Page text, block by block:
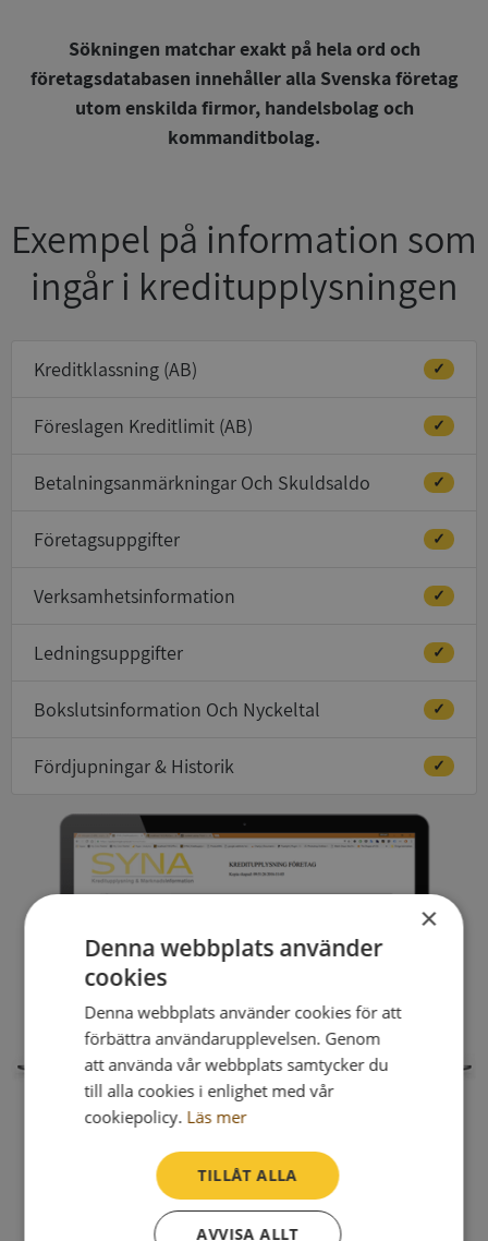
Sökningen matchar exakt på hela ord och
företagsdatabasen innehåller alla Svenska företag
utom enskilda firmor, handelsbolag och
kommanditbolag.
Exempel på information som
ingår i kreditupplysningen
Kreditklassning (AB) ✓
Föreslagen Kreditlimit (AB) ✓
Betalningsanmärkningar Och Skuldsaldo ✓
Företagsuppgifter ✓
Verksamhetsinformation ✓
Ledningsuppgifter ✓
Bokslutsinformation Och Nyckeltal ✓
Fördjupningar & Historik ✓
×
Denna webbplats använder
cookies
Denna webbplats använder cookies för att
förbättra användarupplevelsen. Genom
att använda vår webbplats samtycker du
till alla cookies i enlighet med vår
cookiepolicy. Läs mer
TILLÅT ALLA
AVVISA ALLT